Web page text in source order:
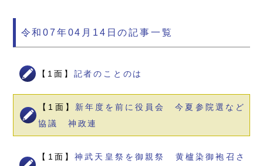
令和07年04月14日の記事一覧
【1面】 記者のことのは
【1面】 新年度を前に役員会 今夏参院選など
協議 神政連
【1面】神武天皇祭を御親祭 黄櫨染御袍召さ